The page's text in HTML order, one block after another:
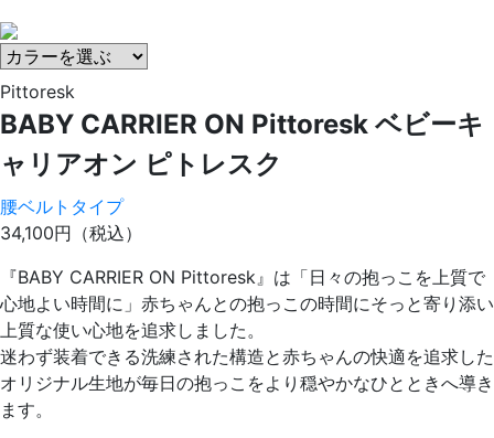
Pittoresk
BABY CARRIER ON Pittoresk ベビーキ
ャリアオン ピトレスク
腰ベルトタイプ
34,100円 （税込）
『BABY CARRIER ON Pittoresk』は「日々の抱っこを上質で
心地よい時間に」赤ちゃんとの抱っこの時間にそっと寄り添い
上質な使い心地を追求しました。
迷わず装着できる洗練された構造と赤ちゃんの快適を追求した
オリジナル生地が毎日の抱っこをより穏やかなひとときへ導き
ます。